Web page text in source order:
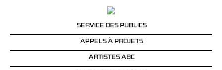
SERVICE DES PUBLICS
APPELS À PROJETS
ARTISTES ABC